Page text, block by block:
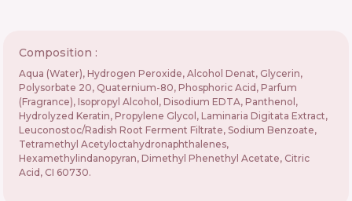
Composition :
Aqua (Water), Hydrogen Peroxide, Alcohol Denat, Glycerin,
Polysorbate 20, Quaternium-80, Phosphoric Acid, Parfum
(Fragrance), Isopropyl Alcohol, Disodium EDTA, Panthenol,
Hydrolyzed Keratin, Propylene Glycol, Laminaria Digitata Extract,
Leuconostoc/Radish Root Ferment Filtrate, Sodium Benzoate,
Tetramethyl Acetyloctahydronaphthalenes,
Hexamethylindanopyran, Dimethyl Phenethyl Acetate, Citric
Acid, CI 60730.